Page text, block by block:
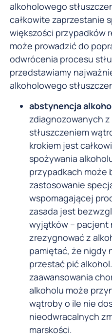
alkoholowego
całkowite zaprzestanie
większości przypadków
może prowadzić do
odwrócenia procesu
przedstawiamy
alkoholowego
abstynencja
zdiagnozowanych
stłuszczeniem
krokiem jest
spożywania
przypadkach może
zastosowanie
wspomagającej
zasada jest
wyjątków – pacjent
zrezygnować z
pamiętać, że nigdy
przestać pić
zaawansowania
alkoholu może
wątroby o ile nie
nieodwracalnych
marskości.